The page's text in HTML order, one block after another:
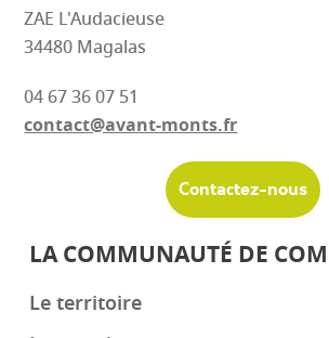
ZAE L'Audacieuse
34480 Magalas
04 67 36 07 51
contact@avant-monts.fr
Contactez-nous
LA COMMUNAUTÉ DE
Le territoire